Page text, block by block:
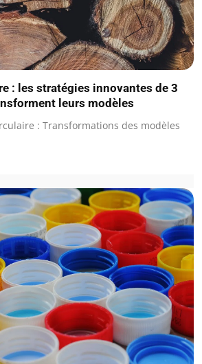
: les stratégies innovantes de 3
leurs modèles
: Transformations des modèles